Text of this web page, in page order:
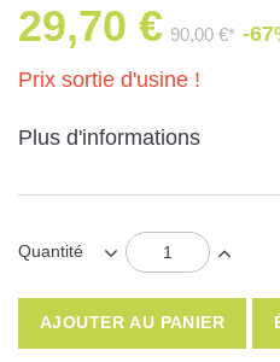
29,70 € 90,00 €* -
Prix sortie d'usine !
Plus d'informations
Quantité
AJOUTER AU PANIER